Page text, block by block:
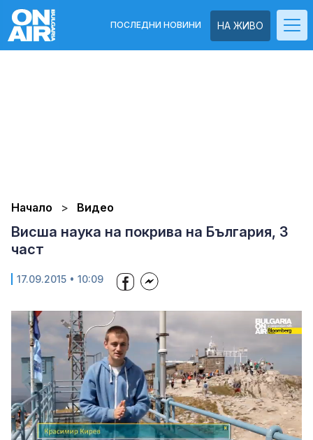
НА ЖИВО
ПОСЛЕДНИ НОВИНИ
Начало Видео
Висша наука на покрива на България, 3
част
17.09.2015 • 10:09